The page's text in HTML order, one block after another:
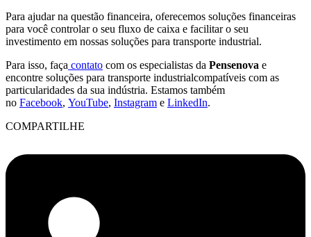
Para ajudar na questão financeira, oferecemos soluções financeiras
para você controlar o seu fluxo de caixa e facilitar o seu
investimento em nossas soluções para transporte industrial.
Para isso, faça contato com os especialistas da Pensenova e
encontre soluções para transporte industrialcompatíveis com as
particularidades da sua indústria. Estamos também
no Facebook, YouTube, Instagram e LinkedIn.
COMPARTILHE